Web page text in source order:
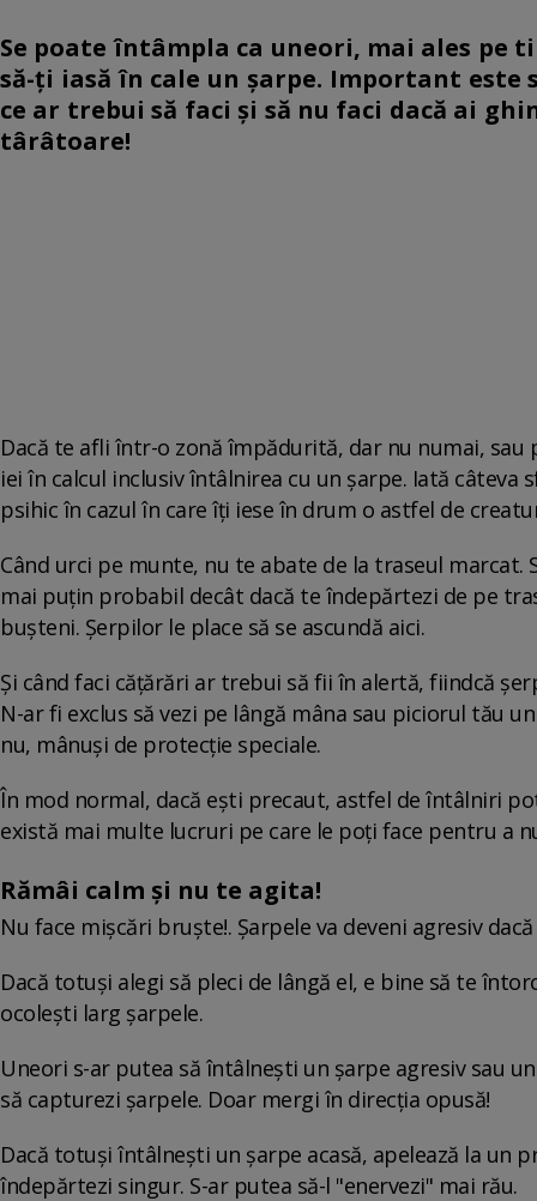
Se poate întâmpla ca uneori, mai ales
să-ţi iasă în cale un şarpe. Important este
ce ar trebui să faci şi să nu faci dacă ai
târâtoare!
Dacă te afli într-o zonă împădurită, dar nu numai,
iei în calcul inclusiv întâlnirea cu un șarpe. Iată
psihic în cazul în care îţi iese în drum o astfel de
Când urci pe munte, nu te abate de la traseul
mai puțin probabil decât dacă te îndepărtezi de pe
bușteni. Șerpilor le place să se ascundă aici.
Şi când faci cățărări ar trebui să fii în alertă, fiindcă
N-ar fi exclus să vezi pe lângă mâna sau piciorul tău
nu, mânuşi de protecţie speciale.
În mod normal, dacă ești precaut, astfel de întâlniri
există mai multe lucruri pe care le poți face pentru a
Rămâi calm şi nu te agita!
Nu face mișcări bruște!. Şarpele va deveni agresiv
Dacă totuşi alegi să pleci de lângă el, e bine să te
ocolești larg șarpele.
Uneori s-ar putea să întâlnești un șarpe agresiv sau
să capturezi șarpele. Doar mergi în direcţia opusă!
Dacă totuşi întâlnești un șarpe acasă, apelează la un
îndepărtezi singur. S-ar putea să-l "enervezi" mai rău.